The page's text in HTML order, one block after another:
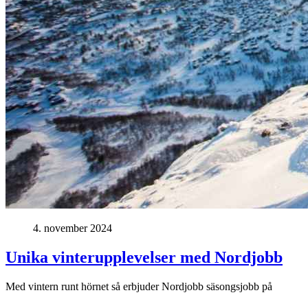
4. november 2024
Unika vinterupplevelser med Nordjobb
Med vintern runt hörnet så erbjuder Nordjobb säsongsjobb på